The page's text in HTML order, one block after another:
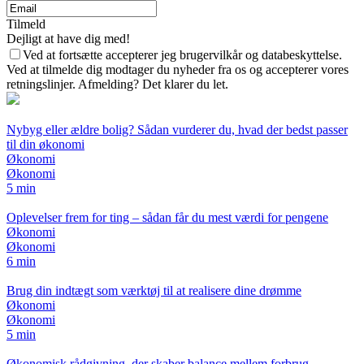
Tilmeld
Dejligt at have dig med!
Ved at fortsætte accepterer jeg brugervilkår og databeskyttelse.
Ved at tilmelde dig modtager du nyheder fra os og accepterer vores
retningslinjer. Afmelding? Det klarer du let.
Nybyg eller ældre bolig? Sådan vurderer du, hvad der bedst passer
til din økonomi
Økonomi
Økonomi
5 min
Oplevelser frem for ting – sådan får du mest værdi for pengene
Økonomi
Økonomi
6 min
Brug din indtægt som værktøj til at realisere dine drømme
Økonomi
Økonomi
5 min